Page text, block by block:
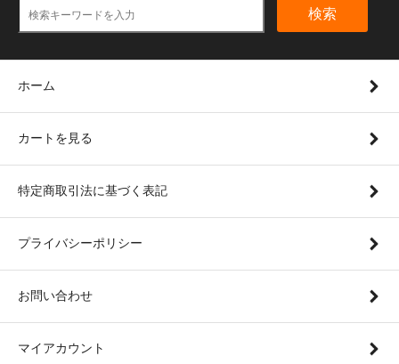
検索
ホーム
カートを見る
特定商取引法に基づく表記
プライバシーポリシー
お問い合わせ
マイアカウント